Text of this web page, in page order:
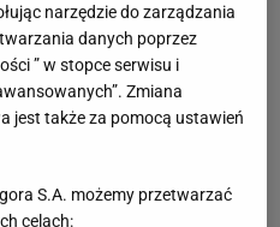
narzędzie do zarządzania
danych poprzez
” w stopce serwisu i
Zmiana
jest także za pomocą ustawień
S.A. możemy przetwarzać
celach: